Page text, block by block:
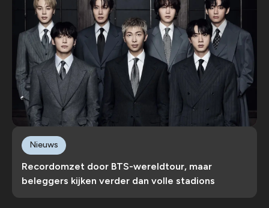
Recordomzet door BTS-wereldtour, maar
beleggers kijken verder dan volle stadions
Nieuws